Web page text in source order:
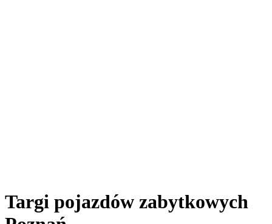
Targi pojazdów zabytkowych